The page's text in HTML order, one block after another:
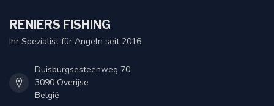
RENIERS FISHING
Ihr Spezialist für Angeln seit 2016
Duisburgsesteenweg 70
3090 Overijse
België